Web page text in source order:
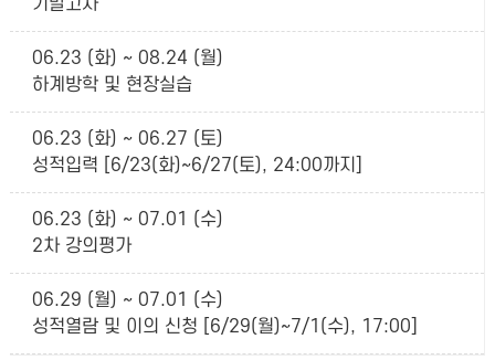
기말고사
06.23 (화) ~ 08.24 (월)
하계방학 및 현장실습
06.23 (화) ~ 06.27 (토)
성적입력 [6/23(화)~6/27(토), 24:00까지]
06.23 (화) ~ 07.01 (수)
2차 강의평가
06.29 (월) ~ 07.01 (수)
성적열람 및 이의 신청 [6/29(월)~7/1(수), 17:00]